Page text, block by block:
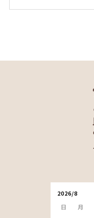
2026/8
日
月